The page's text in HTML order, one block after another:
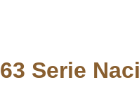
63 Serie